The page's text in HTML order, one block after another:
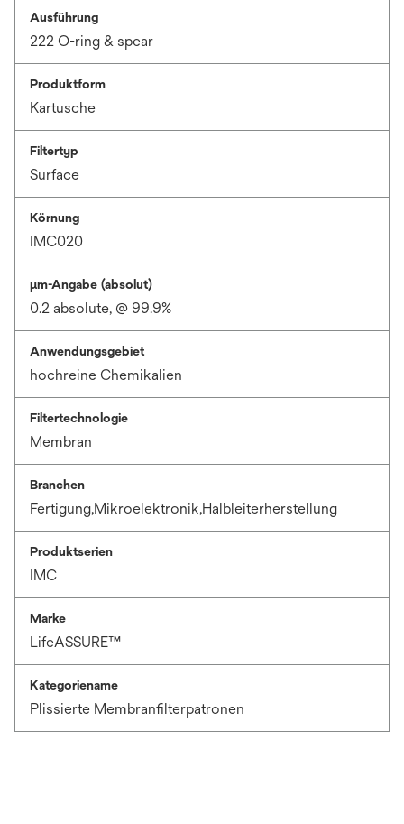
Ausführung
222 O-ring & spear
Produktform
Kartusche
Filtertyp
Surface
Körnung
IMC020
μm-Angabe (absolut)
0.2 absolute, @ 99.9%
Anwendungsgebiet
hochreine Chemikalien
Filtertechnologie
Membran
Branchen
Fertigung,Mikroelektronik,Halbleiterherstellung
Produktserien
IMC
Marke
LifeASSURE™
Kategoriename
Plissierte Membranfilterpatronen